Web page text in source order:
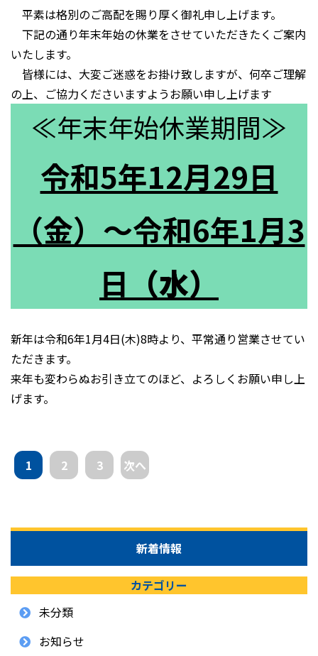
平素は格別のご高配を賜り厚く御礼申し上げます。
下記の通り年末年始の休業をさせていただきたくご案内
いたします。
皆様には、大変ご迷惑をお掛け致しますが、何卒ご理解
の上、ご協力くださいますようお願い申し上げます
≪年末年始休業期間≫
令和5年12月29日
（金）～令和6年1月3
日 （水）
新年は令和6年1月4日(木)8時より、平常通り営業させてい
ただきます。
来年も変わらぬお引き立てのほど、よろしくお願い申し上
げます。
投
稿
ペ
ジ
送
り
1 2 3 次へ
新着情報
カテゴリー
未分類
お知らせ